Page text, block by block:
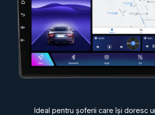
Ideal pentru șoferii care își doresc